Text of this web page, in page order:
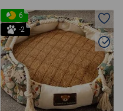
6
-2